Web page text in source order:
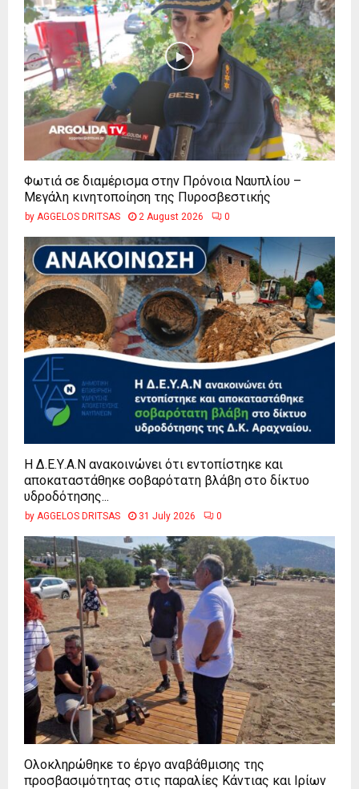
Φωτιά σε διαμέρισμα στην Πρόνοια Ναυπλίου –
Μεγάλη κινητοποίηση της Πυροσβεστικής
by AGGELOS DRITSAS 2 August 2026 0
Η Δ.Ε.Υ.Α.Ν ανακοινώνει ότι εντοπίστηκε και
αποκαταστάθηκε σοβαρότατη βλάβη στο δίκτυο
υδροδότησης...
by AGGELOS DRITSAS 31 July 2026 0
Ολοκληρώθηκε το έργο αναβάθμισης της
προσβασιμότητας στις παραλίες Κάντιας και Ιρίων